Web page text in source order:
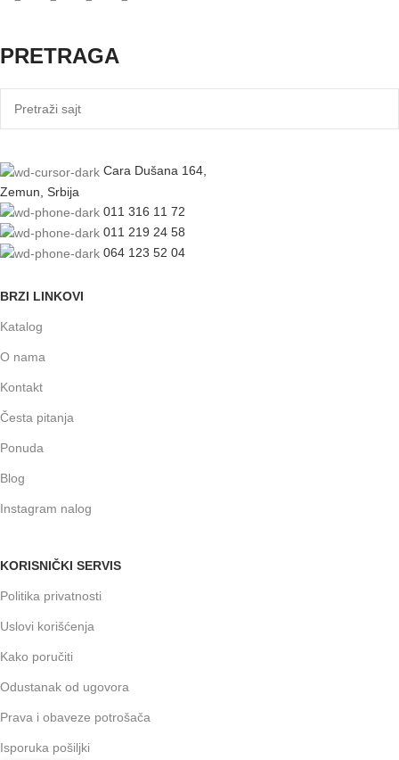
PRETRAGA
Cara Dušana 164,
Zemun, Srbija
011 316 11 72
011 219 24 58
064 123 52 04
BRZI LINKOVI
Katalog
O nama
Kontakt
Česta pitanja
Ponuda
Blog
Instagram nalog
KORISNIČKI SERVIS
Politika privatnosti
Uslovi korišćenja
Kako poručiti
Odustanak od ugovora
Prava i obaveze potrošača
Isporuka pošiljki